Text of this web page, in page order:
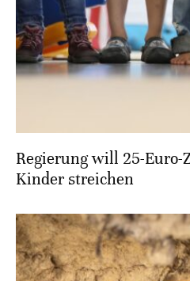
Regierung will 25-Euro-
Kinder streichen